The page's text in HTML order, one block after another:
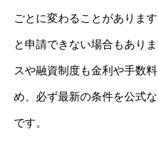
ごとに変わることがありま
と申請できない場合もあり
スや融資制度も金利や手数
め、必ず最新の条件を公式
です。